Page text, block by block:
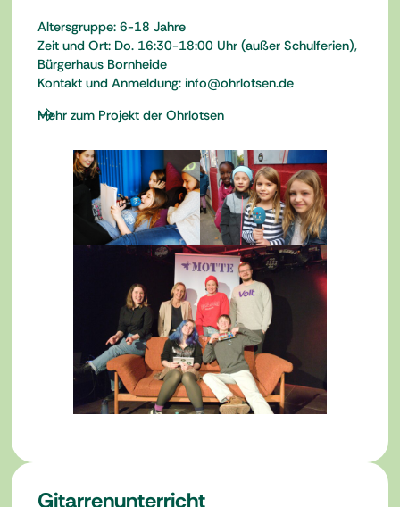
Altersgruppe: 6-18 Jahre
Zeit und Ort: Do. 16:30-18:00 Uhr (außer Schulferien),
Bürgerhaus Bornheide
Kontakt und Anmeldung: info@ohrlotsen.de
Mehr zum Projekt der Ohrlotsen
Gitarrenunterricht